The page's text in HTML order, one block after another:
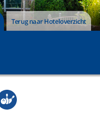
Terug naar Hoteloverzicht